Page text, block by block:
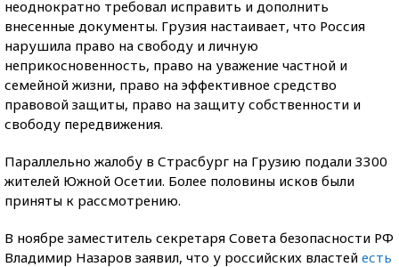
неоднократно требовал исправить и дополнить
внесенные документы. Грузия настаивает, что Россия
нарушила право на свободу и личную
неприкосновенность, право на уважение частной и
семейной жизни, право на эффективное средство
правовой защиты, право на защиту собственности и
свободу передвижения.
Параллельно жалобу в Страсбург на Грузию подали 3300
жителей Южной Осетии. Более половины исков были
приняты к рассмотрению.
В ноябре заместитель секретаря Совета безопасности РФ
Владимир Назаров заявил, что у российских властей есть